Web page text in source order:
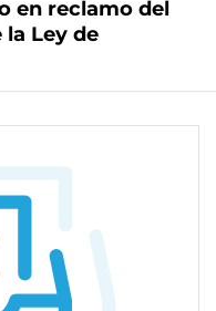
en reclamo del
Ley de